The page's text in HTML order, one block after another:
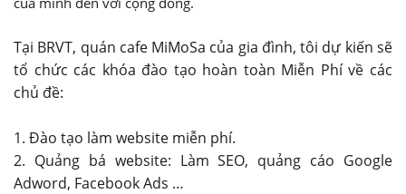
Tại BRVT, quán cafe MiMoSa của gia đình, tôi dự kiến sẽ
tổ chức các khóa đào tạo hoàn toàn Miễn Phí về các
chủ đề:
1. Đào tạo làm website miễn phí.
2. Quảng bá website: Làm SEO, quảng cáo Google
Adword, Facebook Ads …